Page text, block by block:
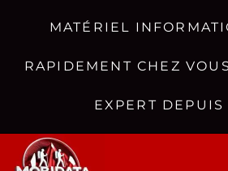
MATÉRIEL
RAPIDEMENT CHEZ
EXPERT